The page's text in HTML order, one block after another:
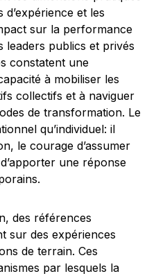
et les
sur la performance
leaders publics et privés
constatent une
à mobiliser les
collectifs et à naviguer
de transformation. Le
qu’individuel: il
le courage d’assumer
une réponse
des références
sur des expériences
de terrain. Ces
par lesquels la